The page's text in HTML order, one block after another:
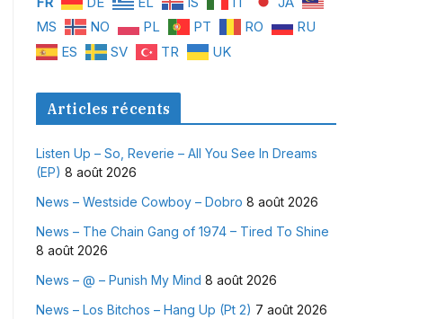
MS
NO PL PT RO
RU
ES
SV TR UK
Articles récents
Listen Up – So, Reverie – All You See In Dreams
(EP) 8 août 2026
News – Westside Cowboy – Dobro 8 août 2026
News – The Chain Gang of 1974 – Tired To Shine
8 août 2026
News – @ – Punish My Mind 8 août 2026
News – Los Bitchos – Hang Up (Pt 2) 7 août 2026